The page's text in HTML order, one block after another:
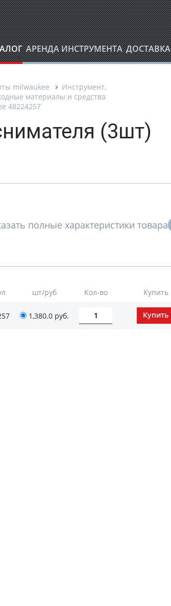
АРЕНДА ИНСТРУМЕНТА ДОСТАВКА
milwaukee
Инструмент,
материалы и средства
48224257
(3шт)
шт/руб Кол-во Купить
1,380.0 руб.